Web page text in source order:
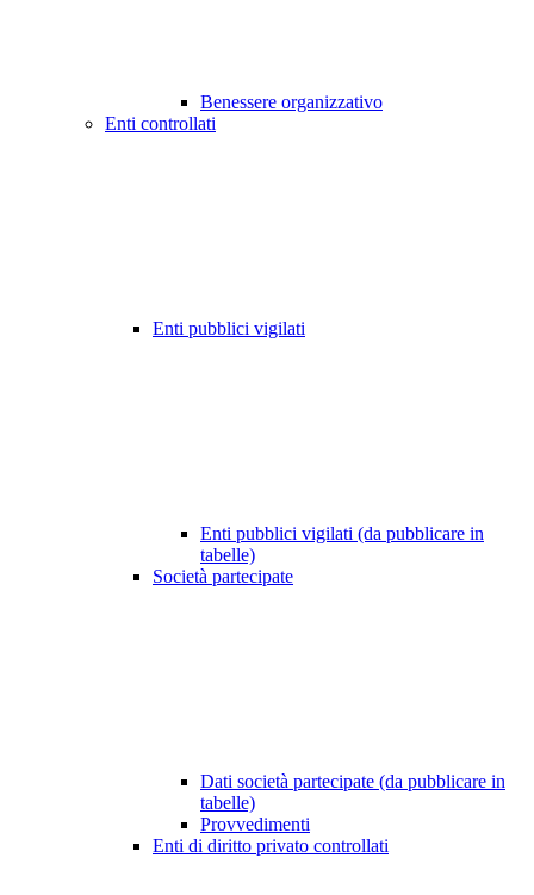
Benessere organizzativo
Enti controllati
Enti pubblici vigilati
Enti pubblici vigilati (da pubblicare in
tabelle)
Società partecipate
Dati società partecipate (da pubblicare in
tabelle)
Provvedimenti
Enti di diritto privato controllati